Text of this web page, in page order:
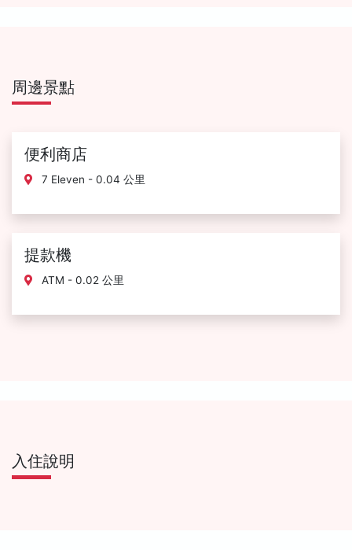
周邊景點
便利商店
7 Eleven - 0.04 公里
提款機
ATM - 0.02 公里
入住說明